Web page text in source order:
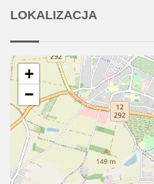
LOKALIZACJA
+
−